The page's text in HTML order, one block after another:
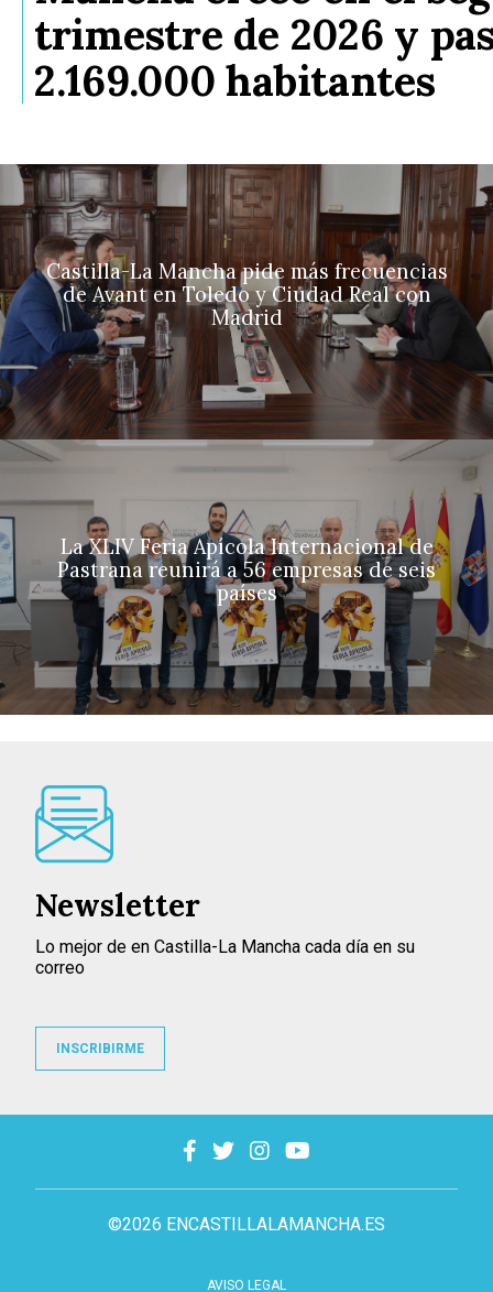
trimestre de 2026 y
2.169.000 habitantes
Castilla-La Mancha pide más frecuencias
de Avant en Toledo y Ciudad Real con
Madrid
La XLIV Feria Apícola Internacional de
Pastrana reunirá a 56 empresas de seis
países
©2026 ENCASTILLALAMANCHA.ES
AVISO LEGAL
Newsletter
Lo mejor de en Castilla-La Mancha cada día en su
correo
INSCRIBIRME